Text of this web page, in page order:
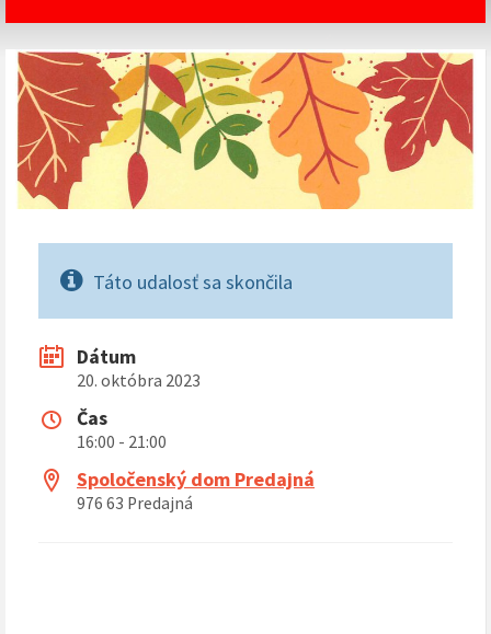
Táto udalosť sa skončila
Dátum
20. októbra 2023
Čas
16:00 - 21:00
Spoločenský dom Predajná
976 63 Predajná